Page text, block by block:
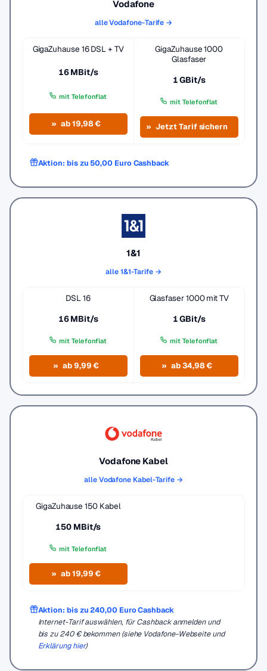
Vodafone
alle Vodafone-Tarife →
GigaZuhause 16 DSL + TV
16 MBit/s
mit Telefonflat
ab 19,98 €
GigaZuhause 1000
Glasfaser
1 GBit/s
mit Telefonflat
Jetzt Tarif sichern
Aktion: bis zu 50,00 Euro Cashback
1&1
alle 1&1-Tarife →
DSL 16
16 MBit/s
mit Telefonflat
ab 9,99 €
Glasfaser 1000 mit TV
1 GBit/s
mit Telefonflat
ab 34,98 €
Vodafone Kabel
alle Vodafone Kabel-Tarife →
GigaZuhause 150 Kabel
150 MBit/s
mit Telefonflat
ab 19,99 €
Aktion: bis zu 240,00 Euro Cashback
Internet-Tarif auswählen, für Cashback anmelden und
bis zu 240 € bekommen (siehe Vodafone-Webseite und
Erklärung hier)